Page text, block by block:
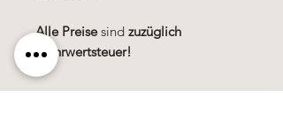
Alle Preisesind zuzüglich
Mehrwertsteuer!